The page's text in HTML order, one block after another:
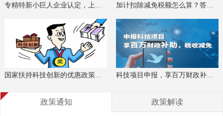
高新技术企业认定、名优高新技术产品
认定、省市工程
中心认定、省市企业技术中心认定、省市工业设计中心认
定、省市重点实验室认定、新型研发机构认定、
专精特新中
、专精特新“小巨人”、制造业单项冠军、专利软著申
请、研发费用加计扣除、两化融合贯标认证、科技型中小企
业评价入库、创新创业大赛、专利奖、科学技术奖、
科技成果转化
等服务。关注【科小泰】公众号，及
加计扣除减免税额怎么算？答疑解惑、咨询培训
国家扶持科技创新的优惠政策，索取资料、解读政策 科技项目申报，享百万财政补贴，减免40%所得税
政策通知 政策解读